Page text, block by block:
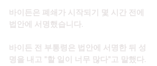
바이든은 폐쇄가 시작되기 몇 시간 전에
법안에 서명했습니다.
바이든 전 부통령은 법안에 서명한 뒤 성
명을 내고 "할 일이 너무 많다"고 말했다.